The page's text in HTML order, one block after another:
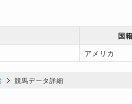
国籍
アメリカ
競馬データ詳細